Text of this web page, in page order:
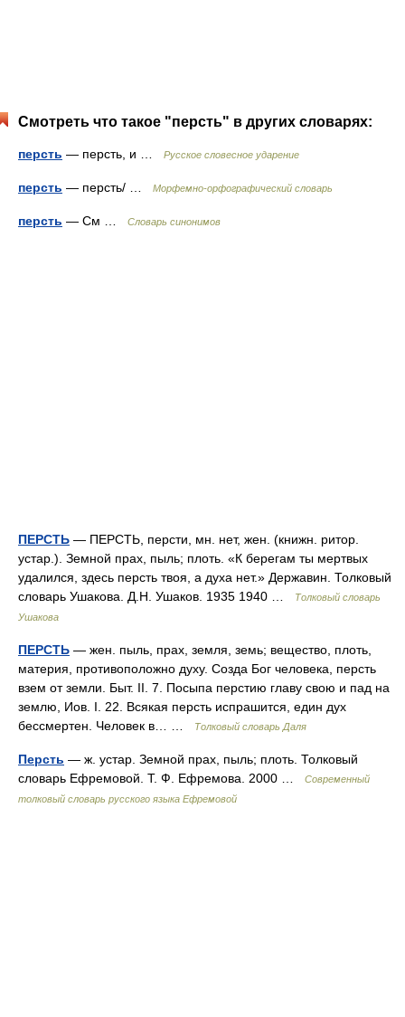
Смотреть что такое "персть" в других словарях:
персть — персть, и … Русское словесное ударение
персть — персть/ … Морфемно-орфографический словарь
персть — См … Словарь синонимов
ПЕРСТЬ — ПЕРСТЬ, персти, мн. нет, жен. (книжн. ритор.
устар.). Земной прах, пыль; плоть. «К берегам ты мертвых
удалился, здесь персть твоя, а духа нет.» Державин. Толковый
словарь Ушакова. Д.Н. Ушаков. 1935 1940 …
Толковый словарь
Ушакова
ПЕРСТЬ — жен. пыль, прах, земля, земь; вещество, плоть,
материя, противоположно духу. Созда Бог человека, персть
взем от земли. Быт. II. 7. Посыпа перстию главу свою и пад на
землю, Иов. I. 22. Всякая персть испрашится, един дух
бессмертен. Человек в… …
Толковый словарь Даля
Персть — ж. устар. Земной прах, пыль; плоть. Толковый
словарь Ефремовой. Т. Ф. Ефремова. 2000 …
Современный
толковый словарь русского языка Ефремовой